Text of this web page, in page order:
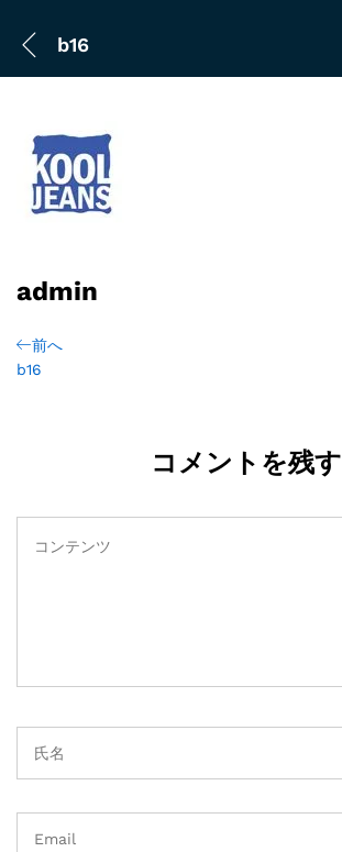
b16
admin
前へ
b16
コメントを残す